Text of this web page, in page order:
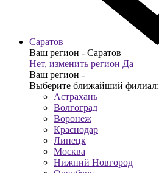
Саратов
Ваш регион - Саратов
Нет, изменить регион Да
Ваш регион -
Выберите ближайший филиал:
Астрахань
Волгоград
Воронеж
Краснодар
Липецк
Москва
Нижний Новгород